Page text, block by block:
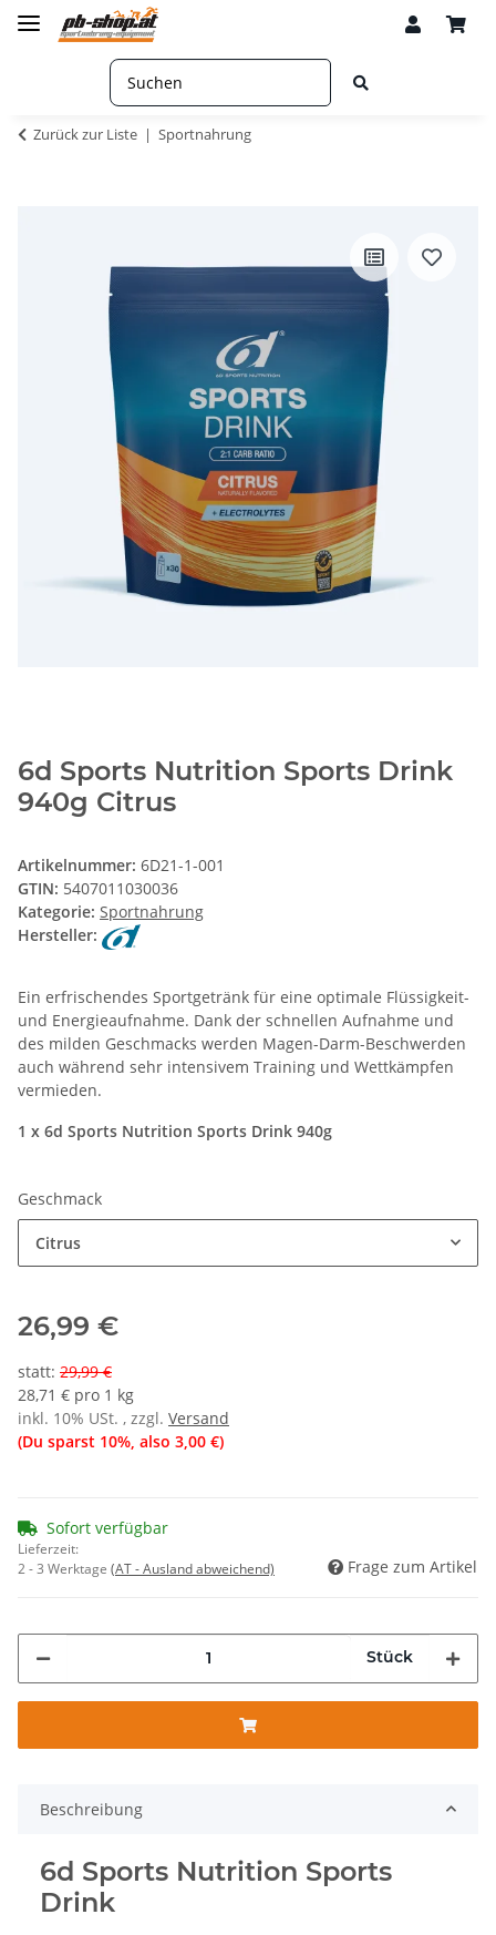
Zurück zur Liste Sportnahrung
6d Sports Nutrition Sports Drink
940g Citrus
Artikelnummer: 6D21-1-001
GTIN: 5407011030036
Kategorie: Sportnahrung
Hersteller:
Ein erfrischendes Sportgetränk für eine optimale Flüssigkeit-
und Energieaufnahme. Dank der schnellen Aufnahme und
des milden Geschmacks werden Magen-Darm-Beschwerden
auch während sehr intensivem Training und Wettkämpfen
vermieden.
1 x 6d Sports Nutrition Sports Drink 940g
Geschmack
Citrus
26,99 €
statt: 29,99 €
28,71 € pro 1 kg
inkl. 10% USt. , zzgl. Versand
(Du sparst 10%, also 3,00 €)
Sofort verfügbar
Lieferzeit:
2 - 3 Werktage (AT - Ausland abweichend) Frage zum Artikel
Stück
Beschreibung
6d Sports Nutrition Sports
Drink